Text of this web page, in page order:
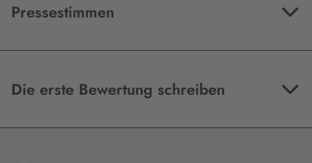
Pressestimmen
Die erste Bewertung schreiben